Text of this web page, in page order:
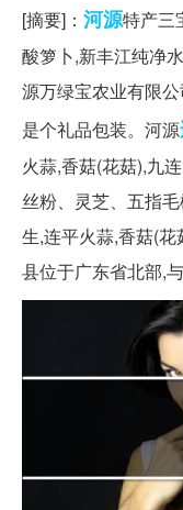
[摘要]： 河源特产三
酸箩卜,新丰江纯净
源万绿宝农业有限
是个礼品包装。河源
火蒜,香菇(花菇),九
丝粉、灵芝、五指
生,连平火蒜,香菇(
县位于广东省北部,